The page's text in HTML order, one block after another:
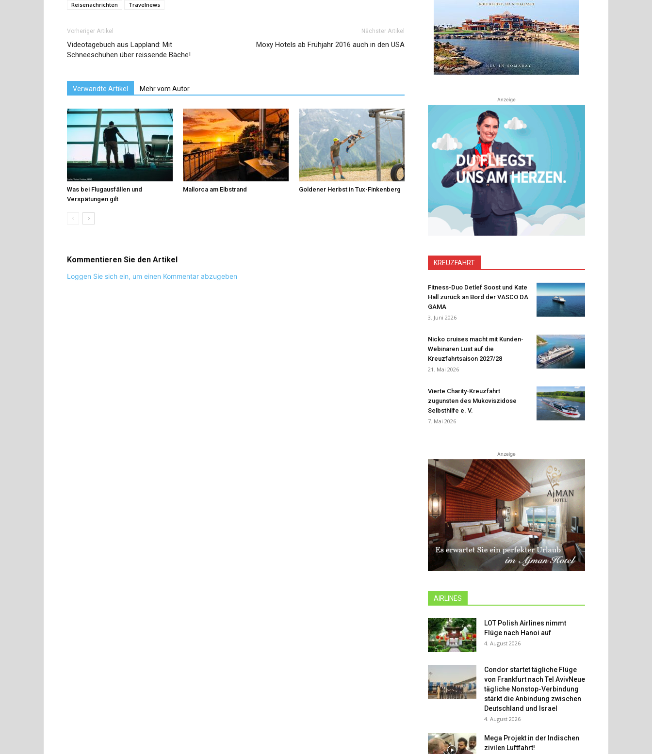
Reisenachrichten
Travelnews
Vorheriger Artikel
Videotagebuch aus Lappland: Mit
Schneeschuhen über reissende Bäche!
Nächster Artikel
Moxy Hotels ab Frühjahr 2016 auch in den USA
Verwandte Artikel Mehr vom Autor
Was bei Flugausfällen und
Verspätungen gilt
Mallorca am Elbstrand Goldener Herbst in Tux-Finkenberg
Kommentieren Sie den Artikel
Loggen Sie sich ein, um einen Kommentar abzugeben
Anzeige
KREUZFAHRT
Fitness-Duo Detlef Soost und Kate
Hall zurück an Bord der VASCO DA
GAMA
3. Juni 2026
Nicko cruises macht mit Kunden-
Webinaren Lust auf die
Kreuzfahrtsaison 2027/28
21. Mai 2026
Vierte Charity-Kreuzfahrt
zugunsten des Mukoviszidose
Selbsthilfe e. V.
7. Mai 2026
Anzeige
AIRLINES
LOT Polish Airlines nimmt
Flüge nach Hanoi auf
4. August 2026
Condor startet tägliche Flüge
von Frankfurt nach Tel AvivNeue
tägliche Nonstop-Verbindung
stärkt die Anbindung zwischen
Deutschland und Israel
4. August 2026
Mega Projekt in der Indischen
zivilen Luftfahrt!